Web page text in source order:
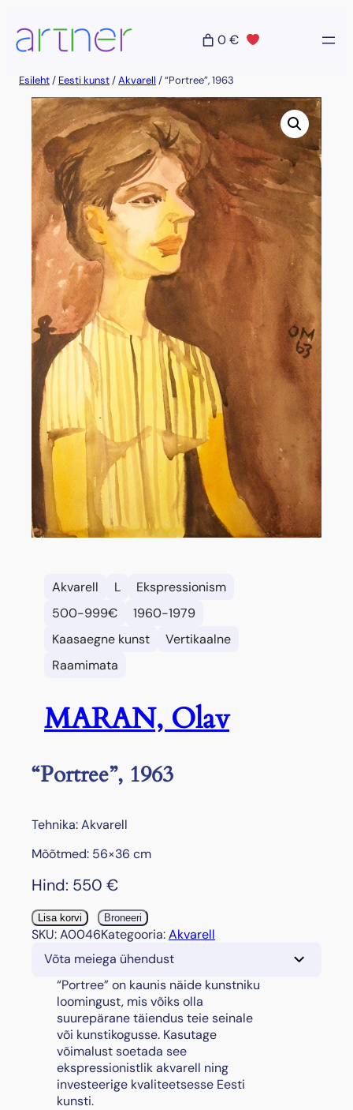
sisu
juurde
0 €
Esileht/ Eesti kunst/Akvarell / “Portree”, 1963
Akvarell L
Ekspressionism
500-999€
1960-1979
Kaasaegne kunst
Vertikaalne
Raamimata
MARAN, Olav
“Portree”, 1963
Tehnika: Akvarell
Mõõtmed: 56×36 cm
Hind: 550 €
"
P
Lisa korvi Broneeri
SKU:A0046Kategooria:Akvarell
Võta meiega ühendust
“Portree” on kaunis näide kunstniku
loomingust, mis võiks olla
suurepärane täiendus teie seinale
või kunstikogusse. Kasutage
võimalust soetada see
ekspressionistlik akvarell ning
investeerige kvaliteetsesse Eesti
kunsti.